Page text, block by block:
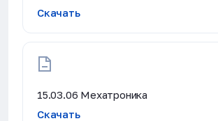
Скачать
15.03.06 Мехатроника
Скачать